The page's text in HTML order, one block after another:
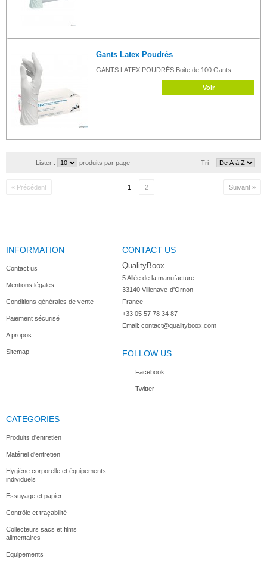
Gants Latex Poudrés
GANTS LATEX POUDRÉS Boite de 100 Gants
Voir
Tri
Lister : produits par page
« Précédent 1 2 Suivant »
INFORMATION
Contact us
Mentions légales
Conditions générales de vente
Paiement sécurisé
A propos
Sitemap
CONTACT US
QualityBoox
5 Allée de la manufacture
33140 Villenave-d'Ornon
France
+33 05 57 78 34 87
Email: contact@qualityboox.com
FOLLOW US
Facebook
Twitter
CATEGORIES
Produits d'entretien
Matériel d'entretien
Hygiène corporelle et équipements
individuels
Essuyage et papier
Contrôle et traçabilité
Collecteurs sacs et films
alimentaires
Equipements